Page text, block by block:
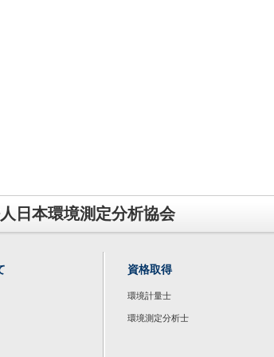
日本環境測定分析協会
資格取得
環境計量士
環境測定分析士